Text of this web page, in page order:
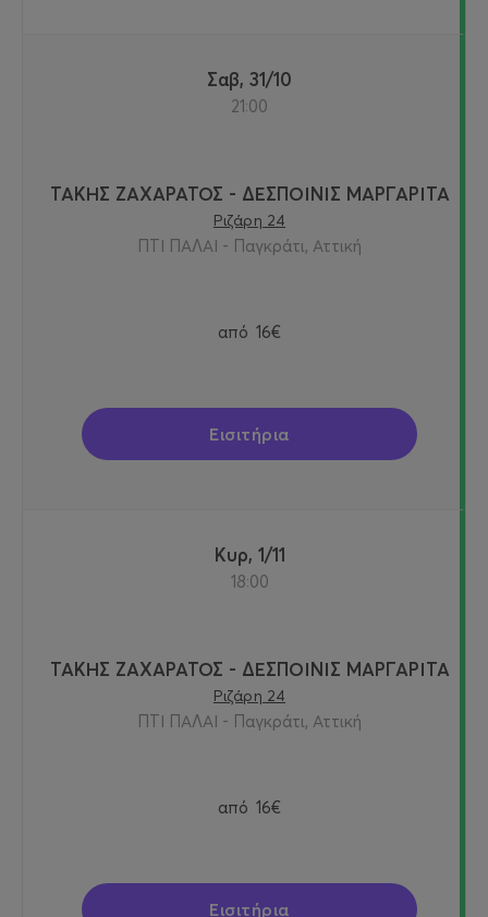
Σαβ, 31/10
21:00
ΤΑΚΗΣ ΖΑΧΑΡΑΤΟΣ - ΔΕΣΠΟΙΝΙΣ ΜΑΡΓΑΡΙΤΑ
Ριζάρη 24
ΠΤΙ ΠΑΛΑΙ - Παγκράτι, Αττική
από 16€
Εισιτήρια
Κυρ, 1/11
18:00
ΤΑΚΗΣ ΖΑΧΑΡΑΤΟΣ - ΔΕΣΠΟΙΝΙΣ ΜΑΡΓΑΡΙΤΑ
Ριζάρη 24
ΠΤΙ ΠΑΛΑΙ - Παγκράτι, Αττική
από 16€
Εισιτήρια